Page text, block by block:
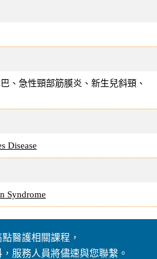
、急性頸部筋膜炎、新生兒斜頸、
Disease
Syndrome
醫護相關課程，
服務人員將儘速與您聯繫。